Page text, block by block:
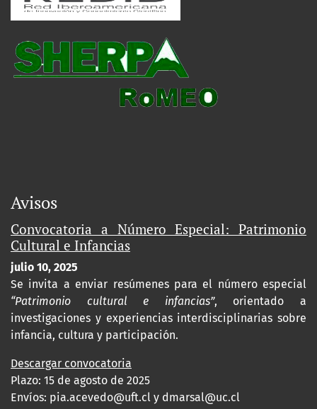
Avisos
Convocatoria a Número Especial: Patrimonio
Cultural e Infancias
julio 10, 2025
Se invita a enviar resúmenes para el número especial
“Patrimonio cultural e infancias”, orientado a
investigaciones y experiencias interdisciplinarias sobre
infancia, cultura y participación.
Descargar convocatoria
Plazo: 15 de agosto de 2025
Envíos: pia.acevedo@uft.cl y dmarsal@uc.cl